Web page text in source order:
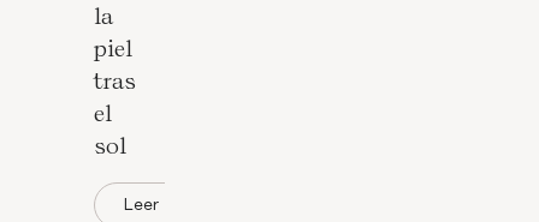
la
piel
tras
el
sol
Leer